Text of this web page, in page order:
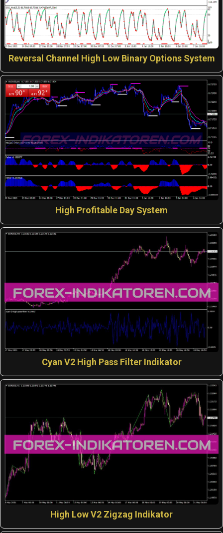
Reversal Channel High Low Binary Options System
High Profitable Day System
Cyan V2 High Pass Filter Indikator
High Low V2 Zigzag Indikator